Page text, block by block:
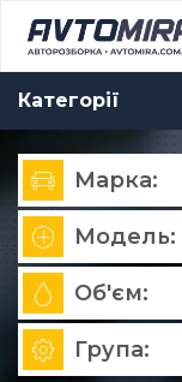
Категорії
Марка:
Модель:
Об'єм:
Група: